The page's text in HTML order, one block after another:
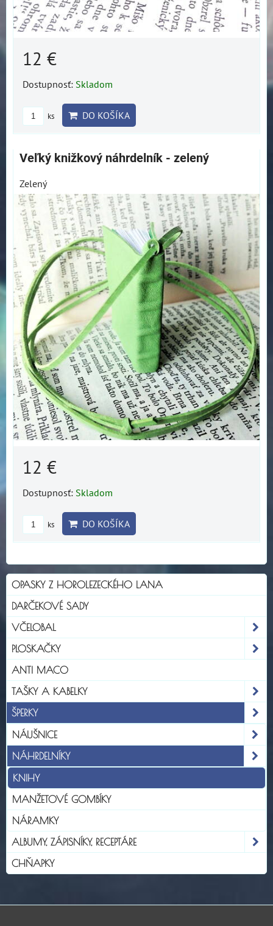
12 €
Dostupnosť: Skladom
ks DO KOŠÍKA
Veľký knižkový náhrdelník - zelený
Zelený
12 €
Dostupnosť: Skladom
ks DO KOŠÍKA
OPASKY Z HOROLEZECKÉHO LANA
DARČEKOVÉ SADY
VČELOBAL
PLOSKAČKY
ANTI MACO
TAŠKY A KABELKY
ŠPERKY
NÁUŠNICE
NÁHRDELNÍKY
KNIHY
MANŽETOVÉ GOMBÍKY
NÁRAMKY
ALBUMY, ZÁPISNÍKY, RECEPTÁRE
CHŇAPKY